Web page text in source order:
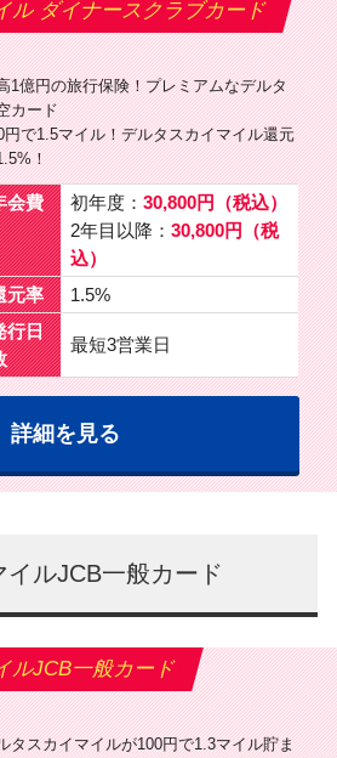
ル ダイナースクラブカード
1億円の旅行保険！プレミアムなデルタ
カード
円で1.5マイル！デルタスカイマイル還元
！
会費 初年度： 30,800円（税込）
2年目以降： 30,800円（税
込）
元率
1.5%
行日
最短3営業日
詳細を見る
ルJCB一般カード
ルJCB一般カード
タスカイマイルが100円で1.3マイル貯ま